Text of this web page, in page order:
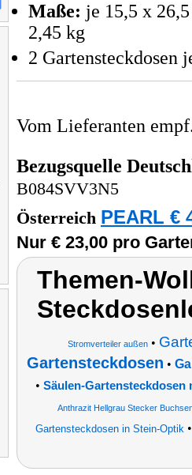
Maße: je 15,5 x
2,45 kg
2 Gartensteckdosen
Vom Lieferanten
Bezugsquelle
B084SVV3N5
Österreich PEARL €
Nur € 23,00 pro
Themen-
Stromverteiler außen •
Gartensteckdosen •
• Säulen-Gartensteckdosen
Anthrazit Hellgrau Stecker
Gartensteckdosen in Stein-Optik